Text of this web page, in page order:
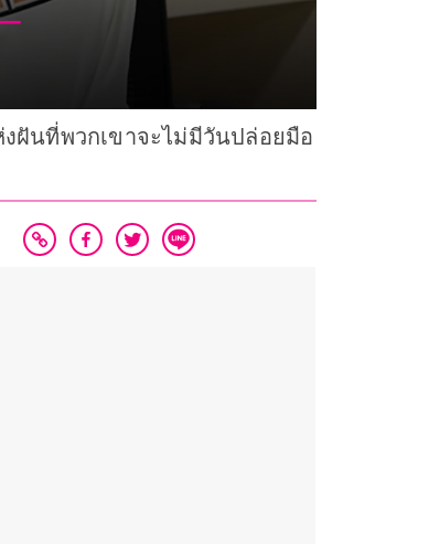
ฝันที่พวกเขาจะไม่มีวันปล่อยมือ